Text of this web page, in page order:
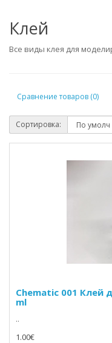
Клей
Все виды клея для
Сравнение товаров (0)
Сортировка:
Chematic 001 Клей
ml
..
1.00€